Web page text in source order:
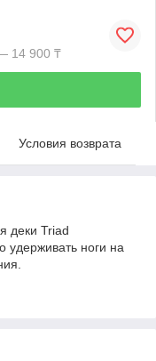
14 900 ₸
Условия возврата
деки Triad
удерживать ноги на